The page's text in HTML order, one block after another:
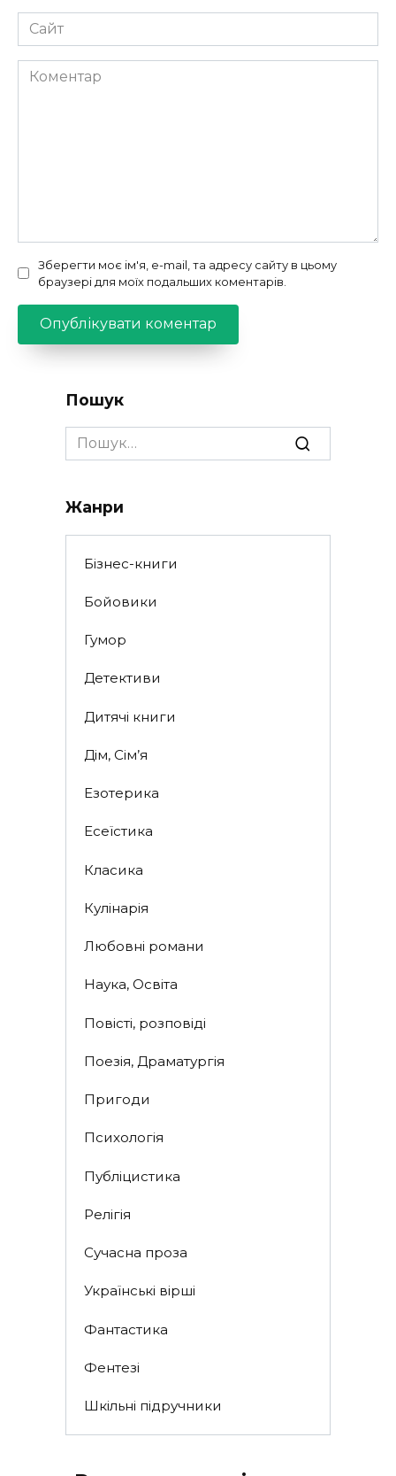
Сайт
Коментар
Зберегти моє ім'я, e-mail, та адресу сайту в цьому
браузері для моїх подальших коментарів.
Пошук
Search
for:
Жанри
Бізнес-книги
Бойовики
Гумор
Детективи
Дитячі книги
Дім, Сім’я
Езотерика
Есеїстика
Класика
Кулінарія
Любовні романи
Наука, Освіта
Повісті, розповіді
Поезія, Драматургія
Пригоди
Психологія
Публіцистика
Релігія
Сучасна проза
Українські вірші
Фантастика
Фентезі
Шкільні підручники